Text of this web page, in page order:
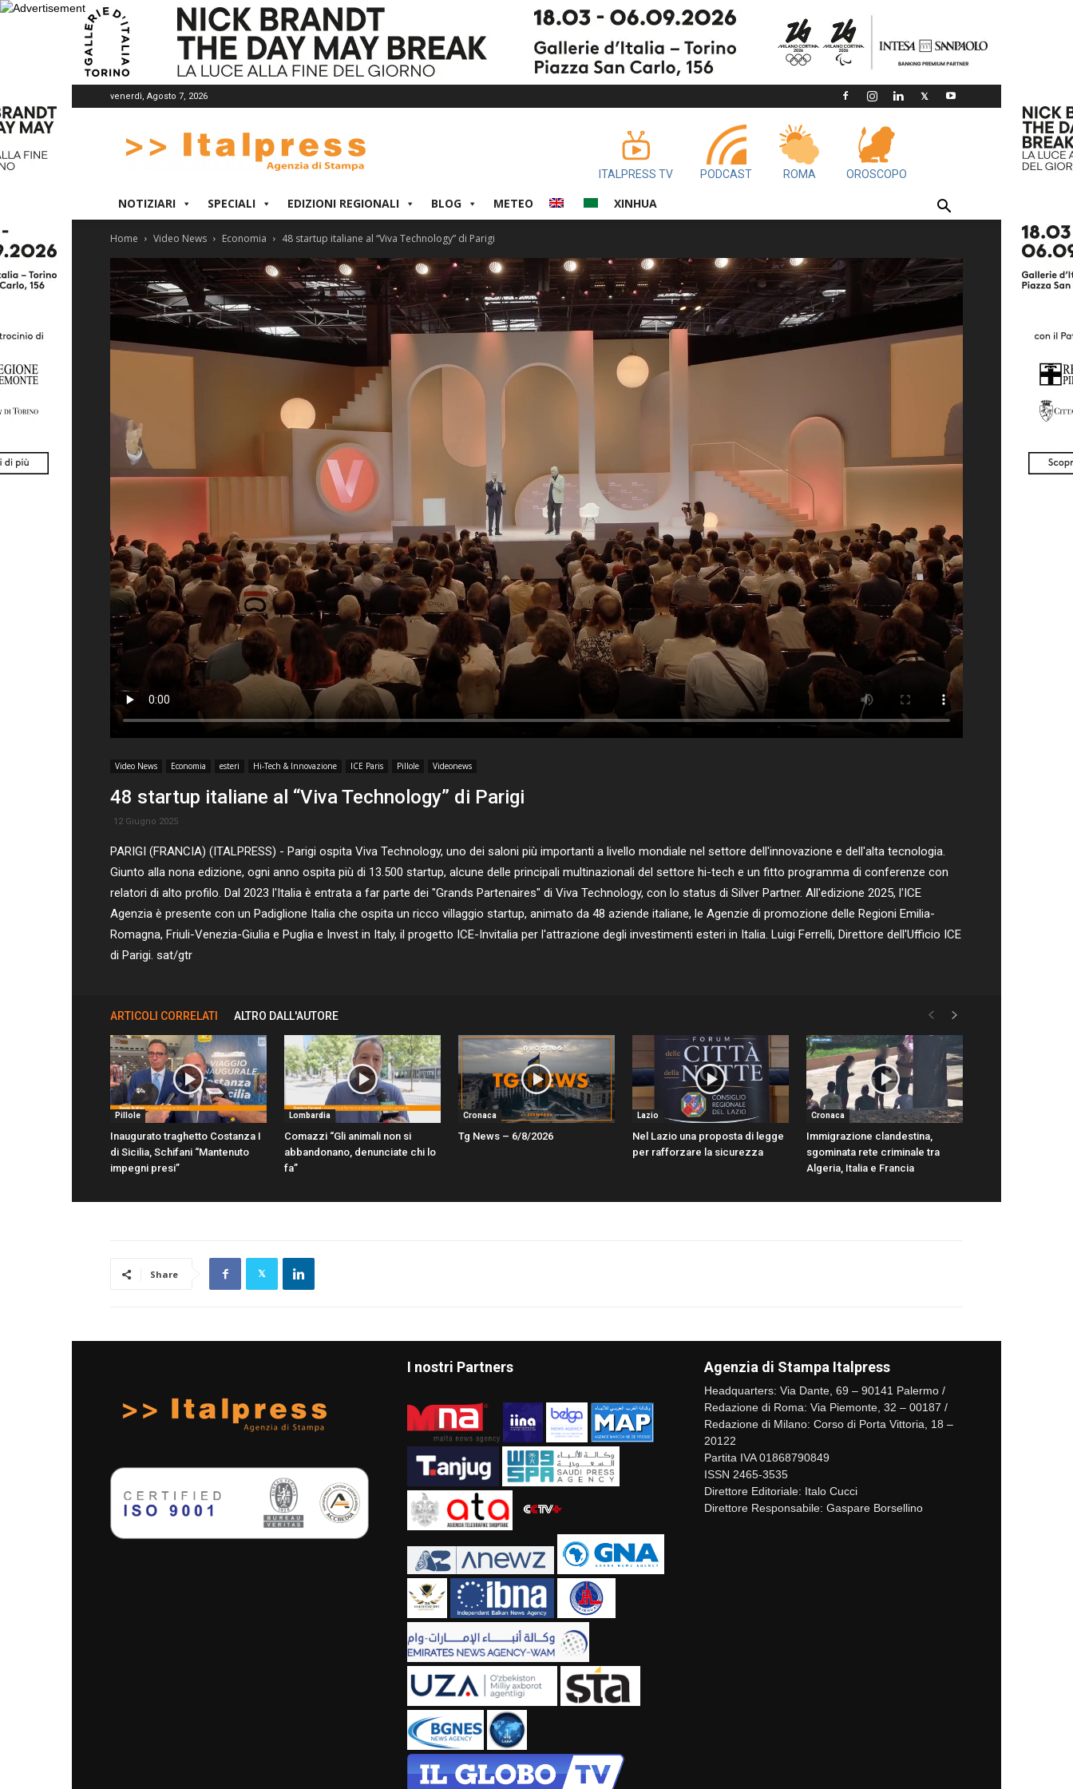
venerdì, Agosto 7, 2026
ITALPRESS TV PODCAST ROMA OROSCOPO
NOTIZIARI SPECIALI EDIZIONI REGIONALI BLOG METEO XINHUA
Home Video News Economia 48 startup italiane al “Viva Technology” di Parigi
Video News Economia esteri Hi-Tech & Innovazione ICE Paris Pillole Videonews
48 startup italiane al “Viva Technology” di Parigi
12 Giugno 2025
PARIGI (FRANCIA) (ITALPRESS) - Parigi ospita Viva Technology, uno dei saloni più importanti a livello mondiale nel settore dell'innovazione e dell'alta tecnologia.
Giunto alla nona edizione, ogni anno ospita più di 13.500 startup, alcune delle principali multinazionali del settore hi-tech e un fitto programma di conferenze con
relatori di alto profilo. Dal 2023 l'Italia è entrata a far parte dei "Grands Partenaires" di Viva Technology, con lo status di Silver Partner. All'edizione 2025, l'ICE
Agenzia è presente con un Padiglione Italia che ospita un ricco villaggio startup, animato da 48 aziende italiane, le Agenzie di promozione delle Regioni Emilia-
Romagna, Friuli-Venezia-Giulia e Puglia e Invest in Italy, il progetto ICE-Invitalia per l'attrazione degli investimenti esteri in Italia. Luigi Ferrelli, Direttore dell'Ufficio ICE
di Parigi. sat/gtr
ARTICOLI CORRELATI ALTRO DALL'AUTORE
Pillole
Inaugurato traghetto Costanza I
di Sicilia, Schifani “Mantenuto
impegni presi”
Lombardia
Comazzi “Gli animali non si
abbandonano, denunciate chi lo
fa”
Cronaca
Tg News – 6/8/2026
Lazio
Nel Lazio una proposta di legge
per rafforzare la sicurezza
Cronaca
Immigrazione clandestina,
sgominata rete criminale tra
Algeria, Italia e Francia
Share
I nostri Partners Agenzia di Stampa Italpress
Headquarters: Via Dante, 69 – 90141 Palermo /
Redazione di Roma: Via Piemonte, 32 – 00187 /
Redazione di Milano: Corso di Porta Vittoria, 18 –
20122
Partita IVA 01868790849
ISSN 2465-3535
Direttore Editoriale: Italo Cucci
Direttore Responsabile: Gaspare Borsellino